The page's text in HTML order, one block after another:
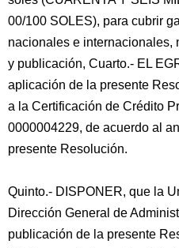
00/100 SOLES), para cubrir
nacionales e internacionales,
y publicación, Cuarto.- EL
aplicación de la presente
a la Certificación de Crédito
0000004229, de acuerdo al
presente Resolución.
Quinto.- DISPONER, que la
Dirección General de
publicación de la presente